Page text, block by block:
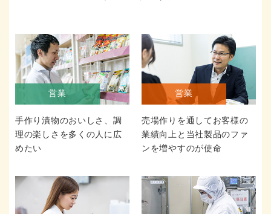
営業
手作り漬物のおいしさ、調
理の楽しさを多くの人に広
めたい
営業
売場作りを通してお客様の
業績向上と当社製品のファ
ンを増やすのが使命